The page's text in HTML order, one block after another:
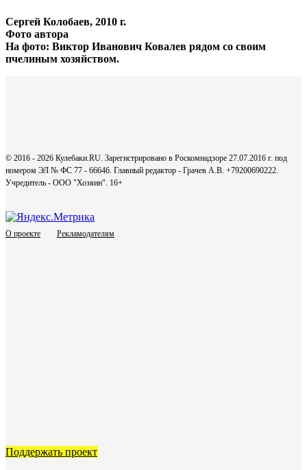
Сергей Колобаев, 2010 г.
Фото автора
На фото: Виктор Иванович Ковалев рядом со своим
пчелиным хозяйством.
© 2016 - 2026 Кулебаки.RU. Зарегистрировано в Роскомнадзоре 27.07.2016 г. под
номером ЭЛ № ФС 77 - 66646. Главный редактор - Грачев А.В. +79200690222.
Учредитель - ООО "Хозяин". 16+
О проекте Рекламодателям
Поддержать проект